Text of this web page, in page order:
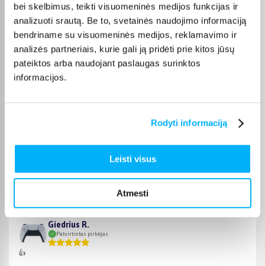
bei skelbimus, teikti visuomeninės medijos funkcijas ir
analizuoti srautą. Be to, svetainės naudojimo informaciją
bendriname su visuomeninės medijos, reklamavimo ir
analizės partneriais, kurie gali ją pridėti prie kitos jūsų
pateiktos arba naudojant paslaugas surinktos
informacijos.
Rodyti informaciją
Leisti visus
Atmesti
Pirkėjų atsiliepimai apie prekes
Justinas M.
Greitas pristatymas, viskas super.
Giedrius R.
Patvirtintas pirkėjas
👍